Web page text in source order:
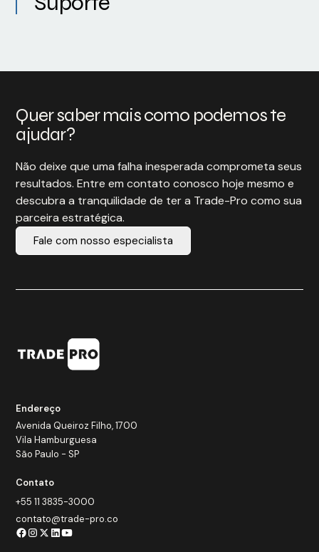
Quer saber mais como podemos te
ajudar?
Não deixe que uma falha inesperada comprometa seus
resultados. Entre em contato conosco hoje mesmo e
descubra a tranquilidade de ter a Trade-Pro como sua
parceira estratégica.
Fale com nosso especialista
Endereço
Avenida Queiroz Filho, 1700
Vila Hamburguesa
São Paulo - SP
Contato
+55 11 3835-3000
contato@trade-pro.co